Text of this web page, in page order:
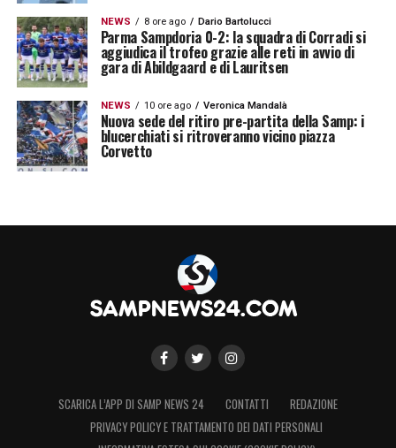
NEWS 8 ore ago Dario Bartolucci
Parma Sampdoria 0-2: la squadra di Corradi si
aggiudica il trofeo grazie alle reti in avvio di
gara di Abildgaard e di Lauritsen
NEWS 10 ore ago Veronica Mandalà
Nuova sede del ritiro pre-partita della Samp: i
blucerchiati si ritroveranno vicino piazza
Corvetto
SCARICA L’APP DI SAMP NEWS 24 CONTATTI
REDAZIONE
PRIVACY POLICY E TRATTAMENTO DEI DATI PERSONALI